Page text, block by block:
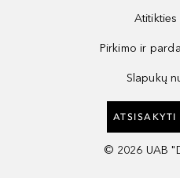
Pirkimo ir
Slapukų
ATSISAKYTI
© 2026 UAB